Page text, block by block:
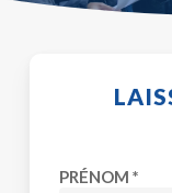
PRÉNOM *